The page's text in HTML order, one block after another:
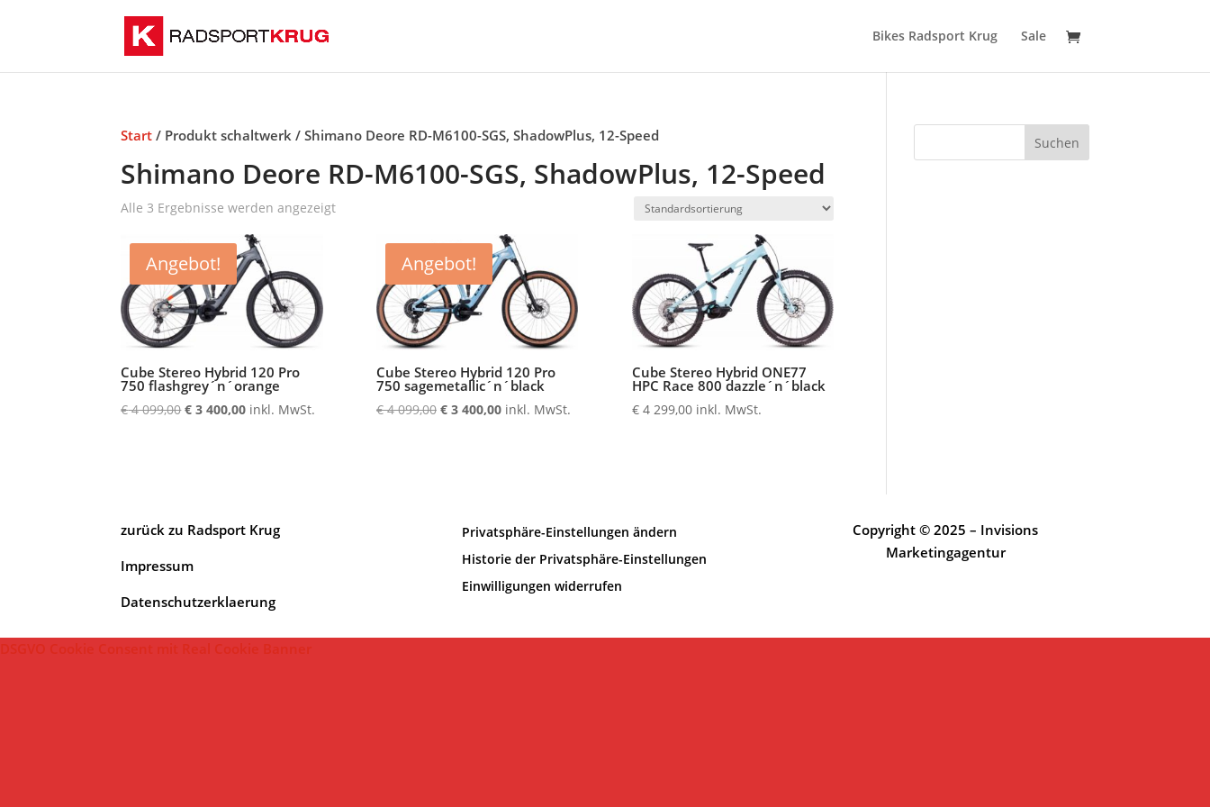
Bikes Radsport Krug Sale
Start / Produkt schaltwerk / Shimano Deore RD-M6100-SGS, ShadowPlus, 12-Speed
Shimano Deore RD-M6100-SGS, ShadowPlus, 12-Speed
Alle 3 Ergebnisse werden angezeigt
Angebot!
Cube Stereo Hybrid 120 Pro
750 flashgrey´n´orange
€4 099,00Ursprünglicher
€ 3 400,00Aktueller
inkl. MwSt.
Angebot!
Cube Stereo Hybrid 120 Pro
750 sagemetallic´n´black
€4 099,00 Ursprünglicher
€3 400,00Aktueller
inkl. MwSt.
Cube Stereo Hybrid ONE77
HPC Race 800 dazzle´n´black
€4 299,00 inkl. MwSt.
Suchen
zurück zu Radsport Krug
Impressum
Datenschutzerklaerung
Privatsphäre-Einstellungen ändern
Historie der Privatsphäre-Einstellungen
Einwilligungen widerrufen
Copyright © 2025 – Invisions
Marketingagentur
DSGVO Cookie Consent mit Real Cookie Banner